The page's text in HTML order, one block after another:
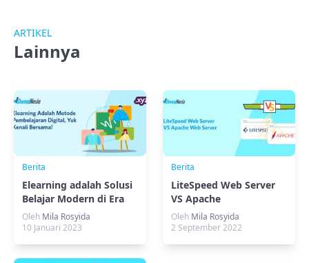
ARTIKEL
Lainnya
Berita
Elearning adalah Solusi
Belajar Modern di Era
Digital
Oleh Mila Rosyida
10 Januari 2023
Berita
LiteSpeed Web Server
VS Apache
Oleh Mila Rosyida
2 September 2022